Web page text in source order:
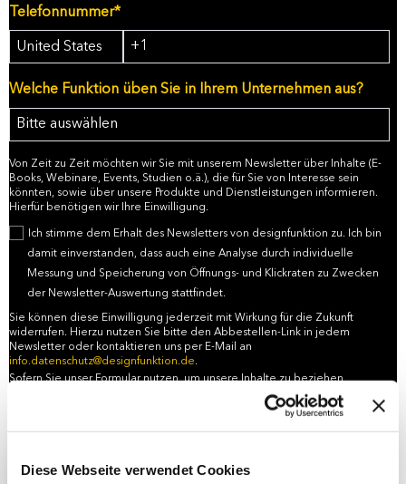
Diese Webseite verwendet Cookies
Telefonnummer*
Welche Funktion üben Sie in Ihrem Unternehmen aus?
Von Zeit zu Zeit möchten wir Sie mit unserem Newsletter über Inhalte (E-
Books, Webinare, Events, Studien o.ä.), die für Sie von Interesse sein
könnten, sowie über unsere Produkte und Dienstleistungen informieren.
Hierfür benötigen wir Ihre Einwilligung.
Ich stimme dem Erhalt des Newsletters von designfunktion zu. Ich bin
damit einverstanden, dass auch eine Analyse durch individuelle
Messung und Speicherung von Öffnungs- und Klickraten zu Zwecken
der Newsletter-Auswertung stattfindet.
Sie können diese Einwilligung jederzeit mit Wirkung für die Zukunft
widerrufen. Hierzu nutzen Sie bitte den Abbestellen-Link in jedem
Newsletter oder kontaktieren uns per E-Mail an
info.datenschutz@designfunktion.de.
Sofern Sie unser Formular nutzen, um unsere Inhalte zu beziehen,
verarbeiten wir zu diesem Zweck Ihre personenbezogenen Daten. Nähere
Informationen finden Sie in unserer Datenschutzerklärung: